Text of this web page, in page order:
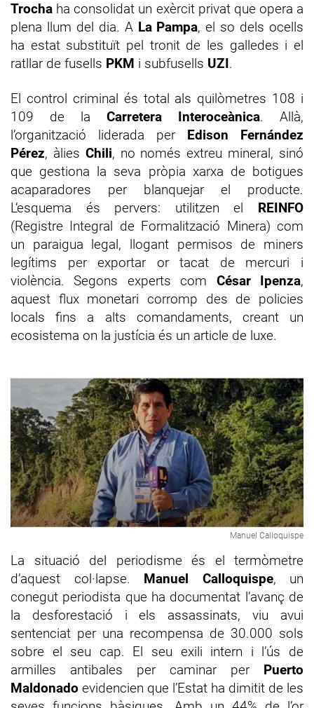
Trocha ha consolidat un exèrcit privat que opera a
plena llum del dia. A La Pampa, el so dels ocells
ha estat substituït pel tronit de les galledes i el
ratllar de fusells PKM i subfusells UZI.
El control criminal és total als quilòmetres 108 i
109 de la Carretera Interoceànica. Allà,
l’organització liderada per Edison Fernández
Pérez, àlies Chili, no només extreu mineral, sinó
que gestiona la seva pròpia xarxa de botigues
acaparadores per blanquejar el producte.
L’esquema és pervers: utilitzen el REINFO
(Registre Integral de Formalització Minera) com
un paraigua legal, llogant permisos de miners
legítims per exportar or tacat de mercuri i
violència. Segons experts com César Ipenza,
aquest flux monetari corromp des de policies
locals fins a alts comandaments, creant un
ecosistema on la justícia és un article de luxe.
Manuel Calloquispe
La situació del periodisme és el termòmetre
d’aquest col·lapse. Manuel Calloquispe, un
conegut periodista que ha documentat l’avanç de
la desforestació i els assassinats, viu avui
sentenciat per una recompensa de 30.000 sols
sobre el seu cap. El seu exili intern i l’ús de
armilles antibales per caminar per Puerto
Maldonado evidencien que l’Estat ha dimitit de les